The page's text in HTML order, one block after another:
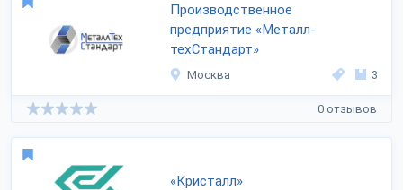
Производственное
предприятие «Металл-
техСтандарт»
Москва 3
0 отзывов
«Кристалл»